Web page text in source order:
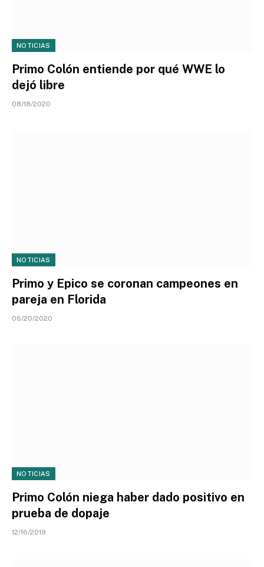
NOTICIAS
Primo Colón entiende por qué WWE lo
dejó libre
08/18/2020
NOTICIAS
Primo y Epico se coronan campeones en
pareja en Florida
06/20/2020
NOTICIAS
Primo Colón niega haber dado positivo en
prueba de dopaje
12/16/2019